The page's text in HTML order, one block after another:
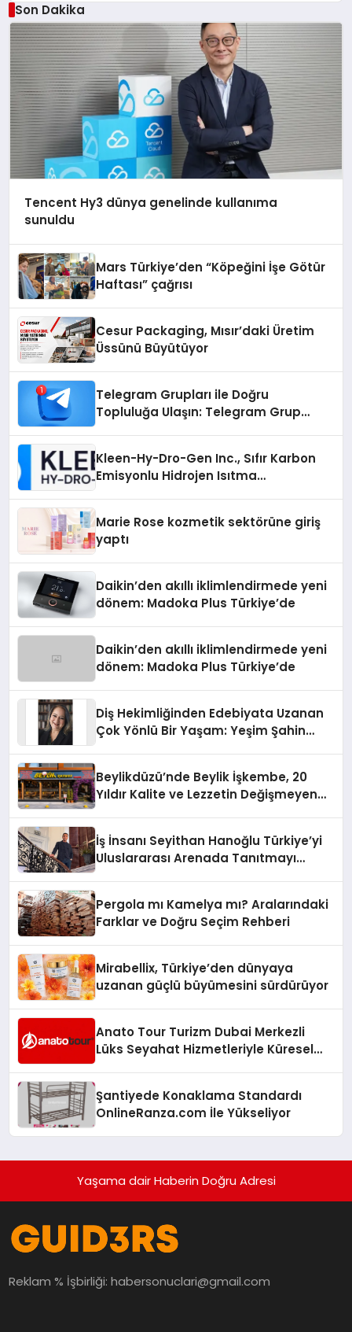
Son Dakika
Tencent Hy3 dünya genelinde kullanıma
sunuldu
Mars Türkiye’den “Köpeğini İşe Götür
Haftası” çağrısı
Cesur Packaging, Mısır’daki Üretim
Üssünü Büyütüyor
Telegram Grupları ile Doğru
Topluluğa Ulaşın: Telegram Grup
Kleen-Hy-Dro-Gen Inc., Sıfır Karbon
Emisyonlu Hidrojen Isıtma
Marie Rose kozmetik sektörüne giriş
yaptı
Daikin’den akıllı iklimlendirmede yeni
dönem: Madoka Plus Türkiye’de
Daikin’den akıllı iklimlendirmede yeni
dönem: Madoka Plus Türkiye’de
Diş Hekimliğinden Edebiyata Uzanan
Çok Yönlü Bir Yaşam: Yeşim Şahin
Beylikdüzü’nde Beylik İşkembe, 20
Yıldır Kalite ve Lezzetin Değişmeyen
İş İnsanı Seyithan Hanoğlu Türkiye’yi
Uluslararası Arenada Tanıtmayı
Pergola mı Kamelya mı? Aralarındaki
Farklar ve Doğru Seçim Rehberi
Mirabellix, Türkiye’den dünyaya
uzanan güçlü büyümesini sürdürüyor
Anato Tour Turizm Dubai Merkezli
Lüks Seyahat Hizmetleriyle Küresel
Şantiyede Konaklama Standardı
OnlineRanza.com İle Yükseliyor
Yaşama dair Haberin Doğru Adresi
Reklam % İşbirliği:habersonuclari@gmail.com